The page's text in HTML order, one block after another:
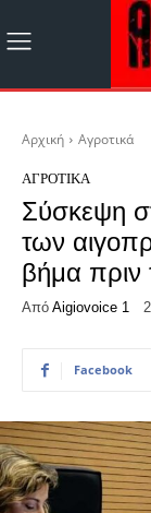
Αρχική Αγροτικά
ΑΓΡΟΤΙΚΆ
Σύσκεψη
των
βήμα πριν
Από Aigiovoice 1
Facebook